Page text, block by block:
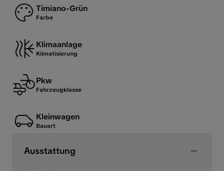
Timiano-Grün
Farbe
Klimaanlage
Klimatisierung
Pkw
Fahrzeugklasse
Kleinwagen
Bauart
Ausstattung